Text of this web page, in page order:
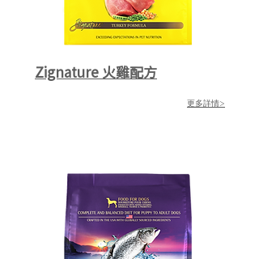
Zignature 火雞配方
更多詳情>